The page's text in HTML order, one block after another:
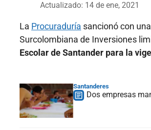
Actualizado: 14 de ene, 2021
La Procuraduría sancionó con
Surcolombiana de Inversiones
Escolar de Santander para la
Santanderes
Dos empresas